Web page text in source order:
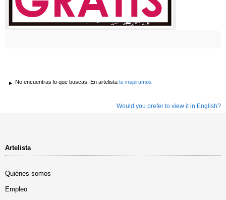
No encuentras lo que buscas. En artelista te inspiramos
Would you prefer to view it in English?
Artelista
Quiénes somos
Empleo